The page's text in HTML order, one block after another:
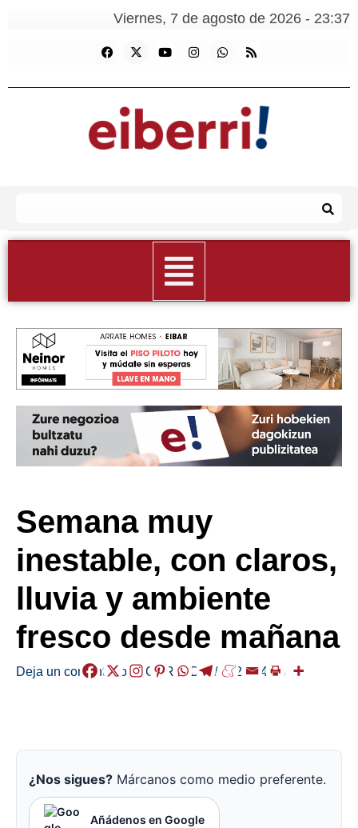
Viernes, 7 de agosto de 2026 - 23:37
Semana muy
inestable, con claros,
lluvia y ambiente
fresco desde mañana
Deja un comentario /EGURALDIA/ 2025-04-14
¿Nos sigues? Márcanos como medio preferente.
Añádenos en Google